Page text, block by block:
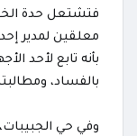
فتشتعل حدة
معلقين لمدير
بأنه تابع لأحد
بالفساد،
وفي حي